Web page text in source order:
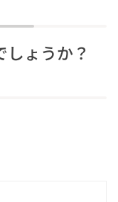
ょうか？